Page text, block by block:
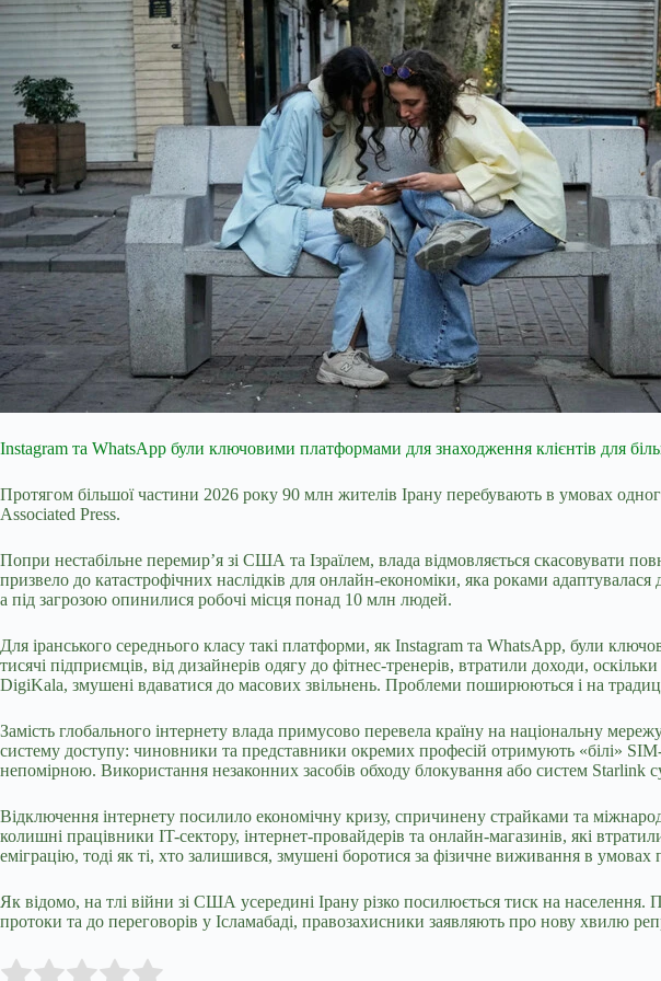
Instagram та WhatsApp були ключовими платформами для знаходження клієнтів для
Протягом більшої частини 2026 року 90 млн жителів Ірану перебувають в умовах
Associated Press.
Попри нестабільне перемир’я зі США та Ізраїлем, влада відмовляється скасовувати
призвело до катастрофічних наслідків для онлайн-економіки, яка роками
а під загрозою опинилися робочі місця понад 10 млн людей.
Для іранського середнього класу такі платформи, як Instagram та WhatsApp, були
тисячі підприємців, від дизайнерів одягу до фітнес-тренерів, втратили доходи,
DigiKala, змушені вдаватися до масових звільнень. Проблеми поширюються і на
Замість глобального інтернету влада примусово перевела країну на національну
систему доступу: чиновники та представники окремих професій отримують «білі»
непомірною. Використання незаконних засобів обходу блокування або систем Starlink
Відключення інтернету посилило економічну кризу, спричинену страйками та
колишні працівники IT-сектору, інтернет-провайдерів та онлайн-магазинів, які
еміграцію, тоді як ті, хто залишився, змушені боротися за фізичне виживання в умовах
Як відомо, на тлі війни зі США усередині Ірану різко посилюється тиск на
протоки та до переговорів у Ісламабаді, правозахисники заявляють про нову хвилю
Rate this item: